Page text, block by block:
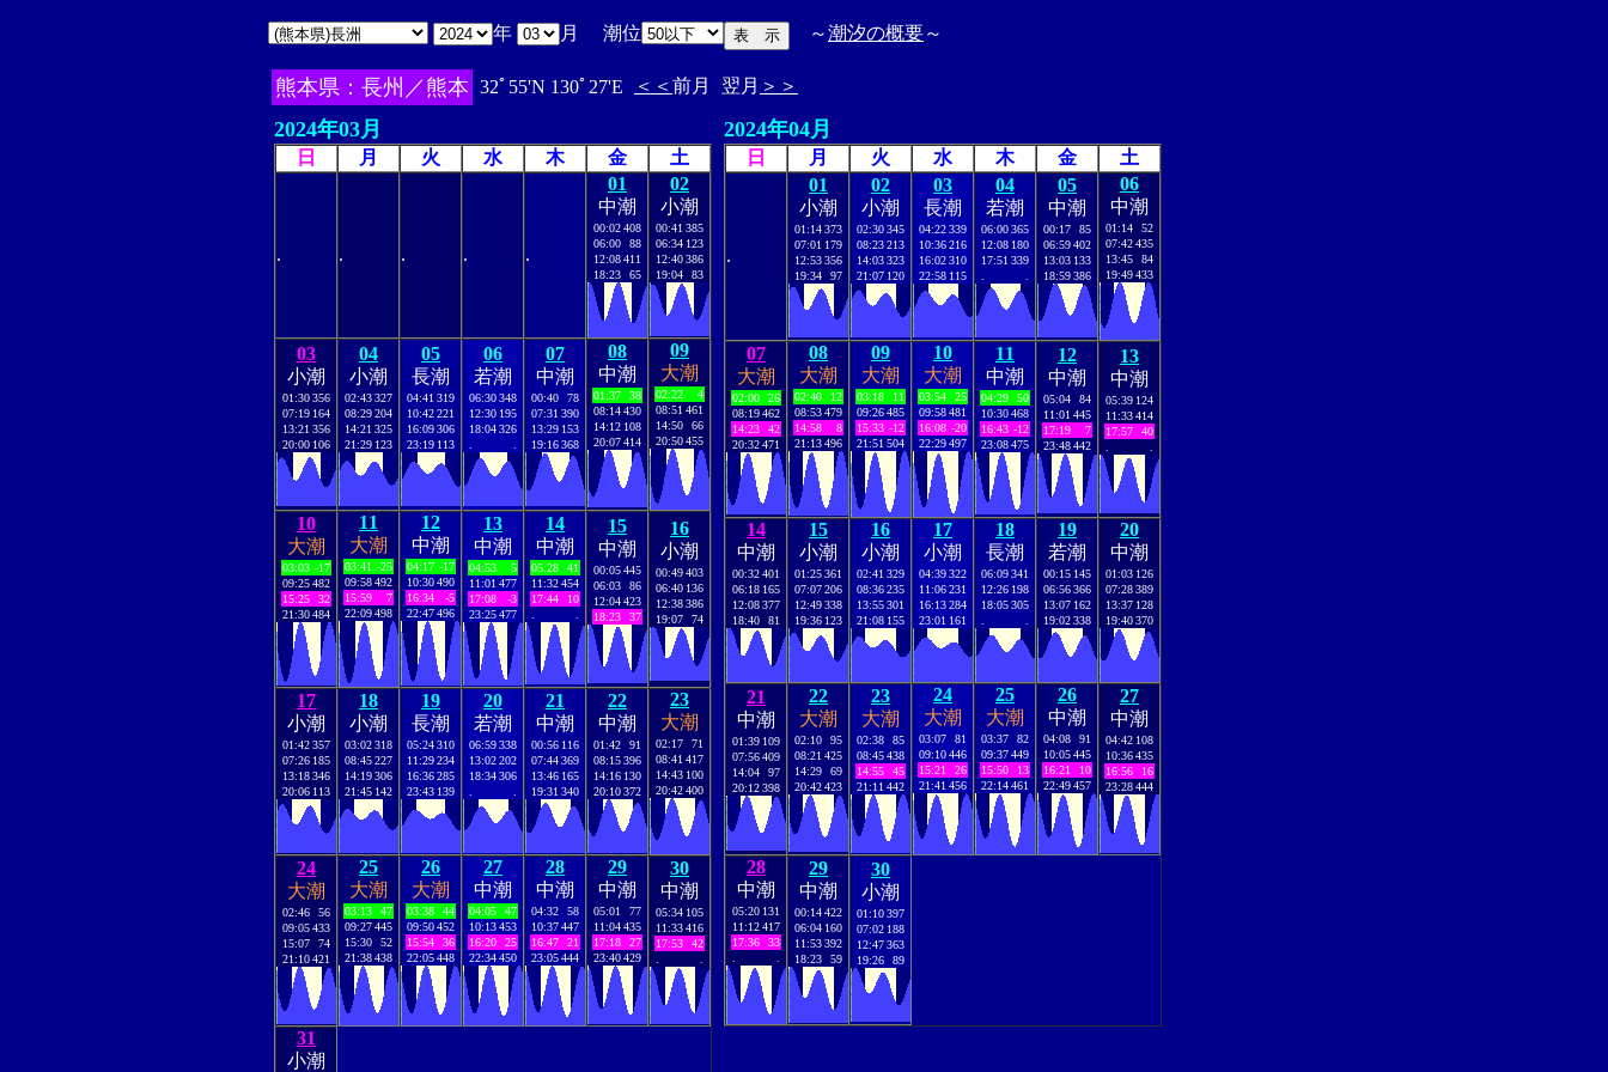
年 月 潮位 ～潮汐の概要～
熊本県：長州／熊本 32ﾟ55'N 130ﾟ27'E ＜＜ 前月 翌月 ＞＞
2024年03月
日 月 火 水 木 金 土
. . . . .
01
中潮
00:02408
06:00
88
12:08411
18:23
65
02
小潮
00:41 385
06:34 123
12:40386
19:04
83
03
小潮
01:30356
07:19 164
13:21 356
20:00 106
04
小潮
02:43327
08:29204
14:21 325
21:29 123
05
長潮
04:41 319
10:42221
16:09306
23:19 113
06
若潮
06:30348
12:30 195
18:04326
07
中潮
00:40
78
07:31 390
13:29 153
19:16368
08
中潮
01:37
38
08:14430
14:12 108
20:07414
09
大潮
02:22
4
08:51 461
14:50
66
20:50455
10
大潮
03:03 -17
09:25482
15:25
32
21:30484
11
大潮
03:41 -25
09:58492
15:59
7
22:09498
12
中潮
04:17 -17
10:30490
16:34
-5
22:47496
13
中潮
04:53
5
11:01 477
17:08
-3
23:25477
14
中潮
05:28
41
11:32454
17:44
10
15
中潮
00:05445
06:03
86
12:04423
18:23
37
16
小潮
00:49403
06:40 136
12:38386
19:07
74
17
小潮
01:42357
07:26 185
13:18346
20:06 113
18
小潮
03:02318
08:45227
14:19306
21:45 142
19
長潮
05:24310
11:29234
16:36285
23:43 139
20
若潮
06:59338
13:02202
18:34306
21
中潮
00:56 116
07:44369
13:46 165
19:31 340
22
中潮
01:42
91
08:15396
14:16 130
20:10372
23
大潮
02:17
71
08:41 417
14:43 100
20:42400
24
大潮
02:46
56
09:05433
15:07
74
21:10421
25
大潮
03:13
47
09:27445
15:30
52
21:38438
26
大潮
03:38
44
09:50452
15:54
36
22:05448
27
中潮
04:05
47
10:13453
16:20
25
22:34450
28
中潮
04:32
58
10:37447
16:47
21
23:05444
29
中潮
05:01
77
11:04435
17:18
27
23:40429
30
中潮
05:34 105
11:33416
17:53
42
31
小潮
2024年04月
日 月 火 水 木 金 土
.
01
小潮
01:14373
07:01 179
12:53356
19:34
97
02
小潮
02:30345
08:23213
14:03323
21:07 120
03
長潮
04:22339
10:36216
16:02310
22:58 115
04
若潮
06:00365
12:08 180
17:51 339
05
中潮
00:17
85
06:59402
13:03 133
18:59386
06
中潮
01:14
52
07:42435
13:45
84
19:49433
07
大潮
02:00
26
08:19462
14:23
42
20:32471
08
大潮
02:40
12
08:53479
14:58
8
21:13496
09
大潮
03:18
11
09:26485
15:33 -12
21:51 504
10
大潮
03:54
25
09:58481
16:08 -20
22:29497
11
中潮
04:29
50
10:30468
16:43 -12
23:08475
12
中潮
05:04
84
11:01 445
17:19
7
23:48442
13
中潮
05:39 124
11:33414
17:57
40
14
中潮
00:32401
06:18 165
12:08377
18:40
81
15
小潮
01:25361
07:07206
12:49338
19:36 123
16
小潮
02:41 329
08:36235
13:55301
21:08 155
17
小潮
04:39322
11:06231
16:13284
23:01 161
18
長潮
06:09341
12:26 198
18:05305
19
若潮
00:15 145
06:56366
13:07 162
19:02338
20
中潮
01:03 126
07:28389
13:37 128
19:40370
21
中潮
01:39 109
07:56409
14:04
97
20:12398
22
大潮
02:10
95
08:21 425
14:29
69
20:42423
23
大潮
02:38
85
08:45438
14:55
45
21:11 442
24
大潮
03:07
81
09:10446
15:21
26
21:41 456
25
大潮
03:37
82
09:37449
15:50
13
22:14461
26
中潮
04:08
91
10:05445
16:21
10
22:49457
27
中潮
04:42 108
10:36435
16:56
16
23:28444
28
中潮
05:20 131
11:12417
17:36
33
29
中潮
00:14422
06:04 160
11:53392
18:23
59
30
小潮
01:10397
07:02 188
12:47363
19:26
89